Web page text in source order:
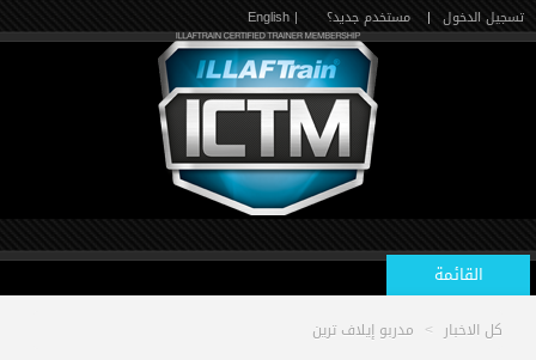
تسجيل الدخول | مستخدم جديد؟ | English
القائمة
الرئيسية
كل الاخبار > مدربو إيلاف ترين